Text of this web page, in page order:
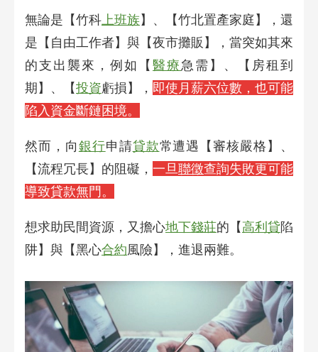
無論是【竹科 上班族】、【竹北置產家庭】，還
是【自由工作者】與【夜市攤販】，當突如其來
的支出襲來，例如【 醫療急需】、【房租到
期】、【投資虧損】， 即使月薪六位數，也可能
陷入資金斷鏈困境。
然而，向銀行申請貸款常遭遇【審核嚴格】、
【流程冗長】的阻礙， 一旦聯徵查詢失敗更可能
導致貸款無門。
想求助民間資源，又擔心地下錢莊的【高利貸陷
阱】與【黑心合約風險】，進退兩難。